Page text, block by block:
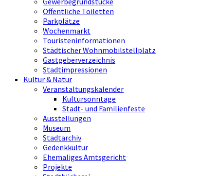
Öffentliche Toiletten
Parkplätze
Wochenmarkt
Touristeninformationen
Städtischer Wohnmobilstellplatz
Gastgeberverzeichnis
Stadtimpressionen
Kultur & Natur
Veranstaltungskalender
Kultursonntage
Stadt- und Familienfeste
Ausstellungen
Museum
Stadtarchiv
Gedenkkultur
Ehemaliges Amtsgericht
Projekte